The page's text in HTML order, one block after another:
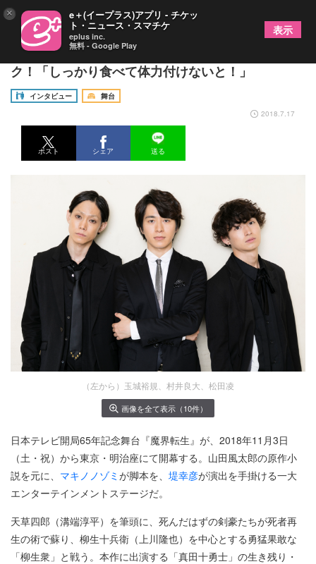
村井良大×松田凌×玉城裕規『魔界転生』クロストー
ク！「しっかり食べて体力付けないと！」
インタビュー
舞台
2018.7.17
ポスト シェア 送る
（左から）玉城裕規、村井良大、松田凌
画像を全て表示（10件）
日本テレビ開局65年記念舞台『魔界転生』が、2018年11月3日
（土・祝）から東京・明治座にて開幕する。山田風太郎の原作小
説を元に、 マキノノゾミ が脚本を、 堤幸彦が演出を手掛ける一大
エンターテインメントステージだ。
天草四郎（溝端淳平）を筆頭に、死んだはずの剣豪たちが死者再
生の術で蘇り、柳生十兵衛（上川隆也）を中心とする勇猛果敢な
「柳生衆」と戦う。本作に出演する「真田十勇士」の生き残り・
× e＋(イープラス)アプリ - チケッ
ト・ニュース・スマチケ
eplus inc.
無料 - Google Play
表示